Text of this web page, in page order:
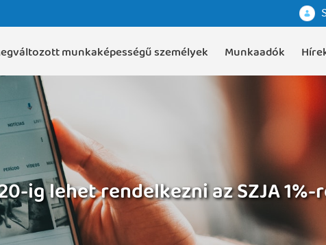
munkaképességű személyek Munkaadók
ig lehet rendelkezni az SZJA 1%-